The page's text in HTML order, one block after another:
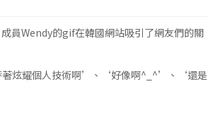
員Wendy的gif在韓國網站吸引了網友們的關
著炫耀個人技術啊’、‘好像啊^_^’、‘還是